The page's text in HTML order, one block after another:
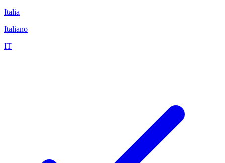
Italia
Italiano
IT